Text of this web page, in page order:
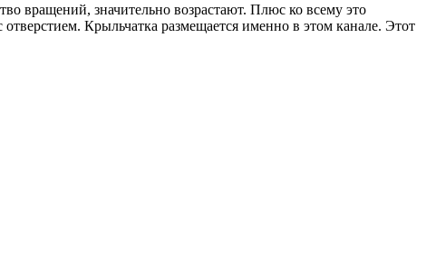
вращений, значительно возрастают. Плюс ко всему это
Крыльчатка размещается именно в этом канале. Этот